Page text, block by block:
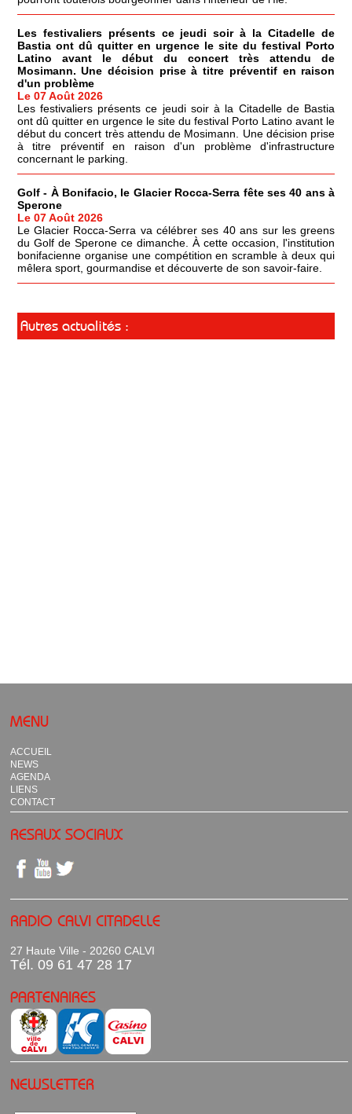
Les festivaliers présents ce jeudi soir à la Citadelle de
Bastia ont dû quitter en urgence le site du festival Porto
Latino avant le début du concert très attendu de
Mosimann. Une décision prise à titre préventif en raison
d'un problème
Le 07 Août 2026
Les festivaliers présents ce jeudi soir à la Citadelle de Bastia
ont dû quitter en urgence le site du festival Porto Latino avant le
début du concert très attendu de Mosimann. Une décision prise
à titre préventif en raison d'un problème d'infrastructure
concernant le parking.
Golf - À Bonifacio, le Glacier Rocca-Serra fête ses 40 ans à
Sperone
Le 07 Août 2026
Le Glacier Rocca-Serra va célébrer ses 40 ans sur les greens
du Golf de Sperone ce dimanche. À cette occasion, l'institution
bonifacienne organise une compétition en scramble à deux qui
mêlera sport, gourmandise et découverte de son savoir-faire.
Autres actualités :
MENU
ACCUEIL
NEWS
AGENDA
LIENS
CONTACT
RESAUX SOCIAUX
RADIO CALVI CITADELLE
27 Haute Ville - 20260 CALVI
Tél. 09 61 47 28 17
PARTENAIRES
NEWSLETTER